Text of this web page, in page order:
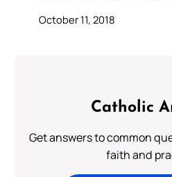
October 11, 2018
Catholic
Get answers to common
faith and